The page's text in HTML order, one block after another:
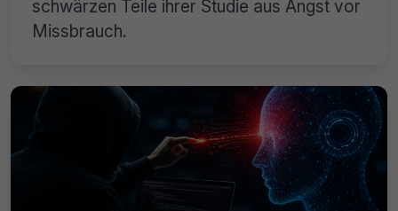
schwärzen Teile ihrer Studie aus Angst vor
Missbrauch.